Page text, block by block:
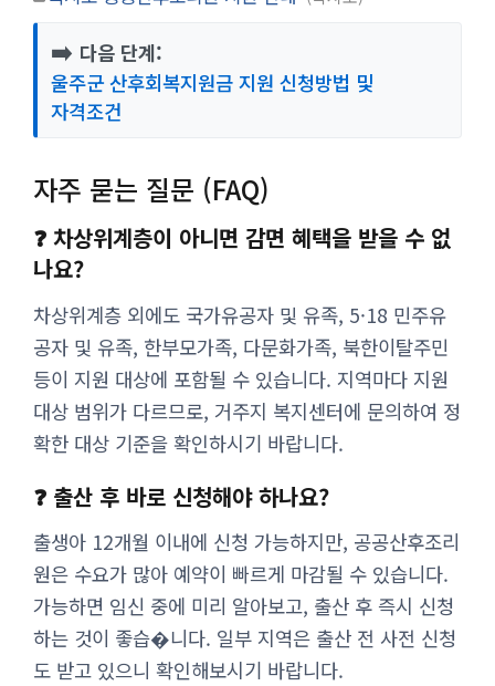
➡️ 다음 단계:
울주군 산후회복지원금 지원 신청방법 및
자격조건
자주 묻는 질문 (FAQ)
❓ 차상위계층이 아니면 감면 혜택을 받을 수 없
나요?
차상위계층 외에도 국가유공자 및 유족, 5·18 민주유
공자 및 유족, 한부모가족, 다문화가족, 북한이탈주민
등이 지원 대상에 포함될 수 있습니다. 지역마다 지원
대상 범위가 다르므로, 거주지 복지센터에 문의하여 정
확한 대상 기준을 확인하시기 바랍니다.
❓ 출산 후 바로 신청해야 하나요?
출생아 12개월 이내에 신청 가능하지만, 공공산후조리
원은 수요가 많아 예약이 빠르게 마감될 수 있습니다.
가능하면 임신 중에 미리 알아보고, 출산 후 즉시 신청
하는 것이 좋습�니다. 일부 지역은 출산 전 사전 신청
도 받고 있으니 확인해보시기 바랍니다.